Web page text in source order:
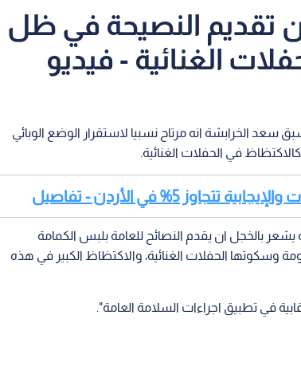
تقديم النصيحة في ظل
الغنائية - فيديو
سعد الخرابشة انه مرتاح نسبيا لاستقرار الوضع الوبائي
في الحفلات الغنائية.
5% في الأردن - تفاصيل
يشعر بالخجل ان يقدم النصائح للعامة بلبس الكمامة
وسكوتها الحفلات الغنائية، والاكتظاظ الكبير في هذه
في تطبيق اجراءات السلامة العامة".